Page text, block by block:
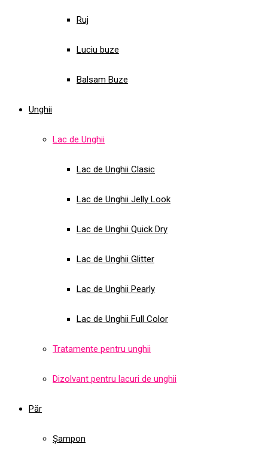
Ruj
Luciu buze
Balsam Buze
Unghii
Lac de Unghii
Lac de Unghii Clasic
Lac de Unghii Jelly Look
Lac de Unghii Quick Dry
Lac de Unghii Glitter
Lac de Unghii Pearly
Lac de Unghii Full Color
Tratamente pentru unghii
Dizolvant pentru lacuri de unghii
Păr
Șampon